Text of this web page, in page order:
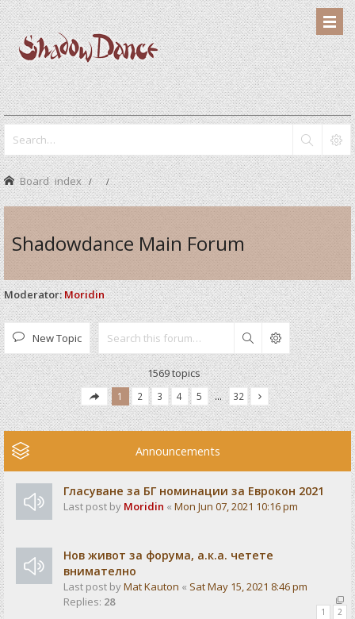
Board index
Shadowdance Main Forum
Moderator: Moridin
New Topic Search
1569 topics
1 2 3 4 5 … 32
Announcements
Гласуване за БГ номинации за Еврокон 2021
Last post by Moridin « Mon Jun 07, 2021 10:16 pm
Нов живот за форума, а.к.а. четете
внимателно
Last post byMat Kauton « Sat May 15, 2021 8:46 pm
Replies: 28
1 2